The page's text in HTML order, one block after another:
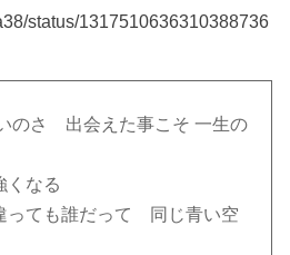
status/1317510636310388736
のさ 出会えた事こそ 一生の
くなる
っても誰だって 同じ青い空